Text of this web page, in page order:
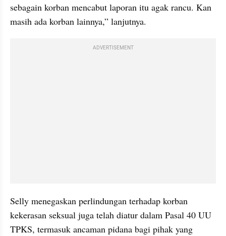
sebagain korban mencabut laporan itu agak rancu. Kan
masih ada korban lainnya,” lanjutnya.
ADVERTISEMENT
Selly menegaskan perlindungan terhadap korban
kekerasan seksual juga telah diatur dalam Pasal 40 UU
TPKS, termasuk ancaman pidana bagi pihak yang